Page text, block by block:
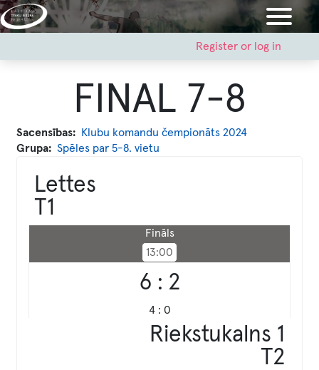
Skip
to
menu
Register or log in
FINAL 7-8
Sacensības
Klubu komandu čempionāts 2024
Grupa
Spēles par 5-8. vietu
Lettes
T1
Fināls
13:00
6 : 2
4 : 0
Riekstukalns 1
T2